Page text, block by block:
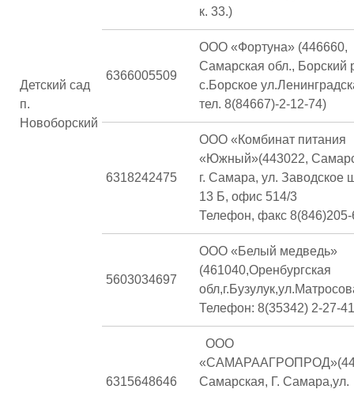
Детский сад
п.
Новоборский
к. 33.)
6366005509
ООО «Фортуна» (446660,
Самарская обл., Борский
с.Борское
тел. 8(84667)-2-12-74)
6318242475
ООО «Комбинат питания
«Южный»(443022,
г. Самара, ул. Заводское
13 Б, офис 514/3
Телефон, факс 8(846)205-
5603034697
ООО «Белый медведь»
(461040,Оренбургская
Телефон: 8(35342) 2-27-
6315648646
ООО
Самарская, Г. Самара,ул.